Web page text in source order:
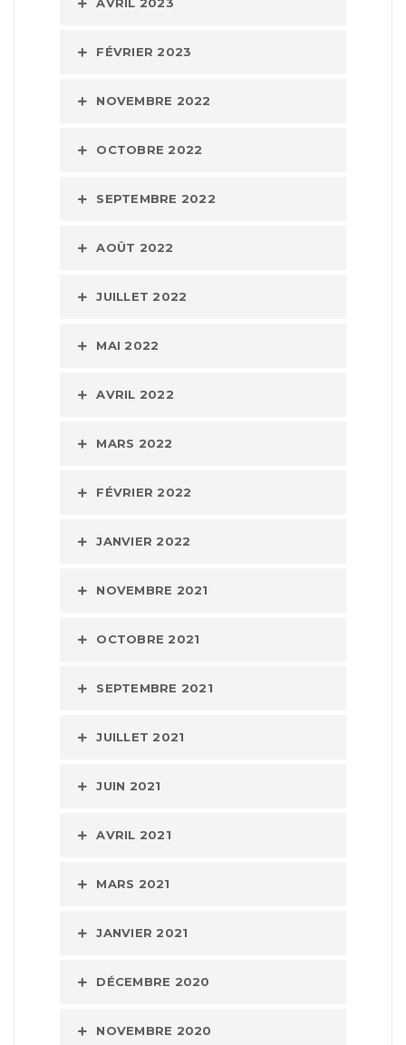
FÉVRIER 2023
NOVEMBRE 2022
OCTOBRE 2022
SEPTEMBRE 2022
AOÛT 2022
JUILLET 2022
MAI 2022
AVRIL 2022
MARS 2022
FÉVRIER 2022
JANVIER 2022
NOVEMBRE 2021
OCTOBRE 2021
SEPTEMBRE 2021
JUILLET 2021
JUIN 2021
AVRIL 2021
MARS 2021
JANVIER 2021
DÉCEMBRE 2020
NOVEMBRE 2020